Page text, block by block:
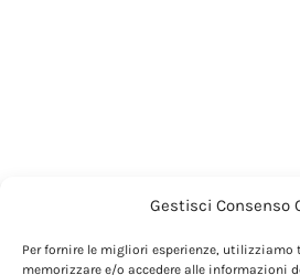
Gestisci Consenso
Per fornire le migliori esperienze, utilizziamo
memorizzare e/o accedere alle informazioni